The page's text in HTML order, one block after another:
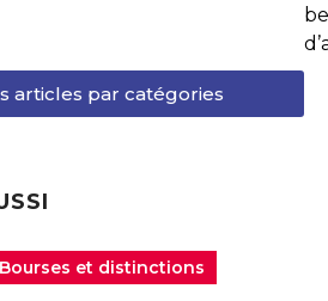
articles par catégories
Bourses et distinctions